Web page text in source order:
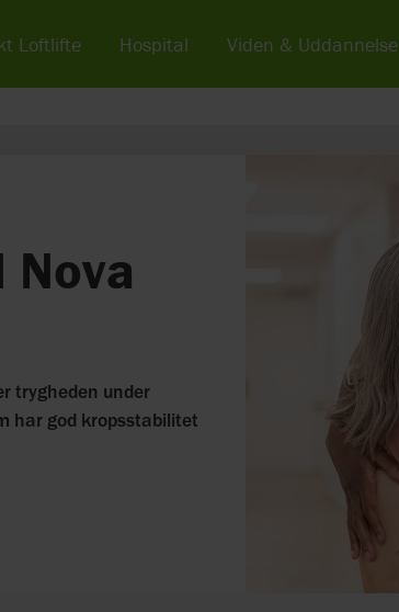
trygheden under
har god kropsstabilitet
Loftlifte Hospital Viden & Uddannelse